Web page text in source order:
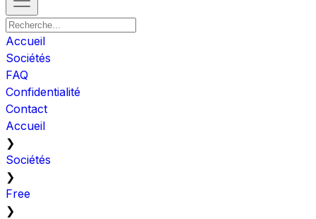
Accueil
Sociétés
FAQ
Confidentialité
Contact
Accueil
❯
Sociétés
❯
Free
❯